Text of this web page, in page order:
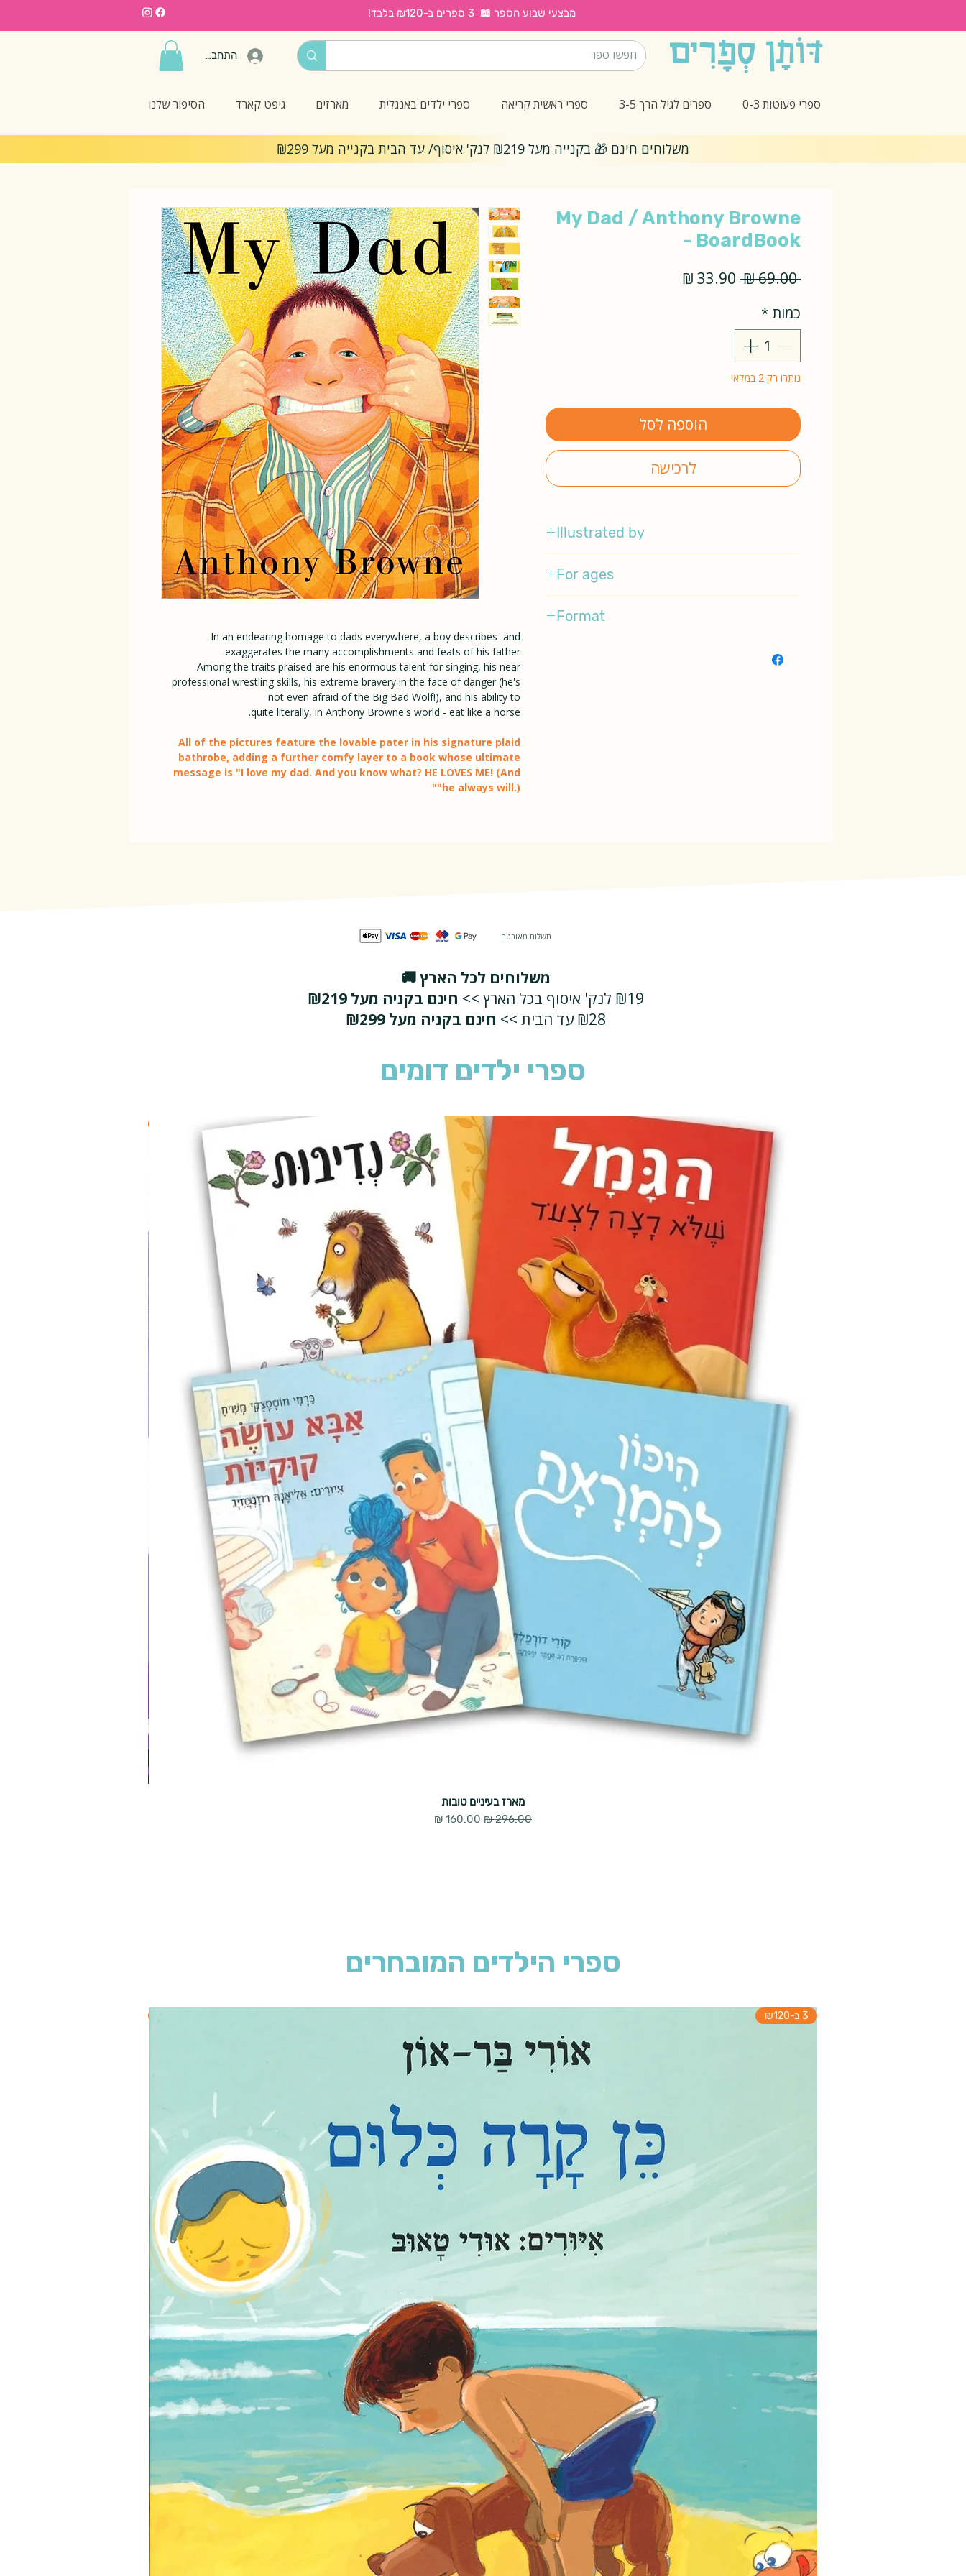
מבצעי שבוע הספר 📖 3 ספרים ב-₪120 בלבד!
התחברות
ספרי פעוטות 0-3 ספרים לגיל הרך 3-5 ספרי ראשית קריאה ספרי ילדים באנגלית מארזים גיפט קארד הסיפור שלנו
משלוחים חינם 🎁 בקנייה מעל ₪219 לנק' איסוף/ עד הבית בקנייה מעל ₪299
In an endearing homage to dads everywhere, a boy describes and
exaggerates the many accomplishments and feats of his father.
Among the traits praised are his enormous talent for singing, his near
professional wrestling skills, his extreme bravery in the face of danger (he's
not even afraid of the Big Bad Wolf!), and his ability to
quite literally, in Anthony Browne's world - eat like a horse.
All of the pictures feature the lovable pater in his signature plaid
bathrobe, adding a further comfy layer to a book whose ultimate
message is "I love my dad. And you know what? HE LOVES ME! (And
he always will.)""
My Dad / Anthony Browne
- BoardBook
‏69.00 ‏₪
מחיר
כמות*
נותרו רק 2 במלאי
הוספה לסל
לרכישה
Illustrated by
For ages
Format
תשלום מאובטח
משלוחים לכל הארץ 🚚
₪19 לנק' איסוף בכל הארץ >>
חינם בקניה מעל ₪219
₪28 עד הבית >>
חינם בקניה מעל ₪299
ספרי ילדים דומים
מארז בעיניים טובות
מחיר רגיל
מחיר מבצע
ספרי הילדים המובחרים
3 ב-₪120